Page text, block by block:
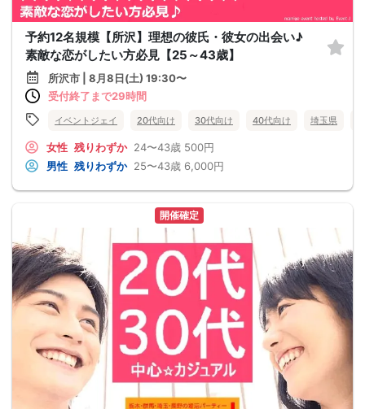
予約12名規模【所沢】理想の彼氏・彼女の出会い♪
素敵な恋がしたい方必見【25～43歳】
所沢市 | 8月8日(土) 19:30〜
受付終了まで29時間
イベントジェイ 20代向け 30代向け 40代向け 埼玉県
女性 残りわずか 24〜43歳 500円
男性 残りわずか 25〜43歳 6,000円
開催確定